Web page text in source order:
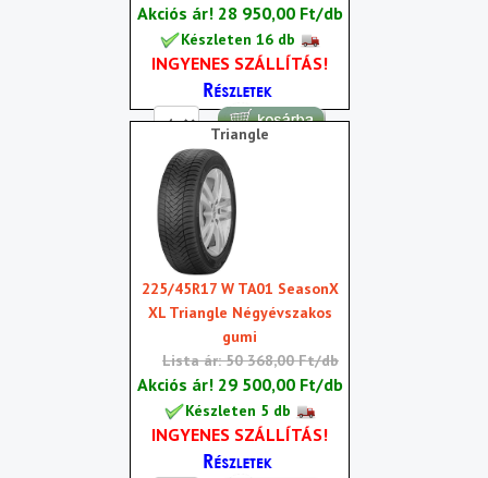
Akciós ár! 28 950,00 Ft/db
Készleten 16 db
INGYENES SZÁLLÍTÁS!
Triangle
225/45R17 W TA01 SeasonX
XL Triangle Négyévszakos
gumi
Lista ár: 50 368,00 Ft/db
Akciós ár! 29 500,00 Ft/db
Készleten 5 db
INGYENES SZÁLLÍTÁS!